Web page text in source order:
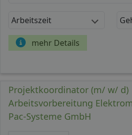
Arbeitszeit
mehr Details
Projektkoordinator (m/ w/ d)
Arbeitsvorbereitung
Pac-Systeme GmbH